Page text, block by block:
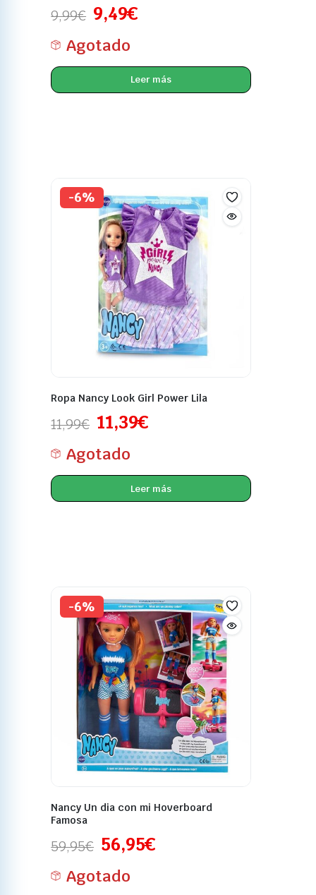
9,99€ 9,49€
Agotado
Leer más
-6%
Ropa Nancy Look Girl Power Lila
11,99€ 11,39€
Agotado
Leer más
-6%
Nancy Un dia con mi Hoverboard
Famosa
59,95€ 56,95€
Agotado